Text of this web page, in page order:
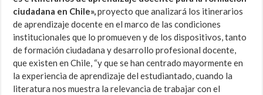
ciudadana en Chile»,proyecto que analizará los itinerarios
de aprendizaje docente en el marco de las condiciones
institucionales que lo promueven y de los dispositivos, tanto
de formación ciudadana y desarrollo profesional docente,
que existen en Chile, “y que se han centrado mayormente en
la experiencia de aprendizaje del estudiantado, cuando la
literatura nos muestra la relevancia de trabajar con el